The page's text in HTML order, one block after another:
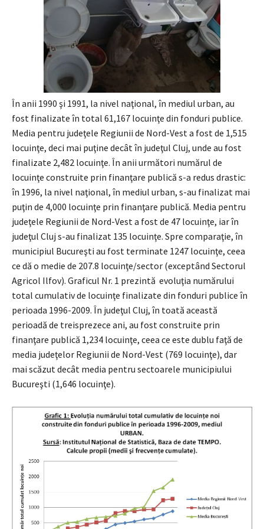
În anii 1990 şi 1991, la nivel naţional, în mediul urban, au
fost finalizate în total 61,167 locuinţe din fonduri publice.
Media pentru judeţele Regiunii de Nord-Vest a fost de 1,515
locuinţe, deci mai puţine decât în judeţul Cluj, unde au fost
finalizate 2,482 locuinţe. În anii următori numărul de
locuinţe construite prin finanţare publică s-a redus drastic:
în 1996, la nivel naţional, în mediul urban, s-au finalizat mai
puţin de 4,000 locuinţe prin finanţare publică. Media pentru
judeţele Regiunii de Nord-Vest a fost de 47 locuinţe, iar în
judeţul Cluj s-au finalizat 135 locuinţe. Spre comparaţie, în
municipiul Bucureşti au fost terminate 1247 locuinţe, ceea
ce dă o medie de 207.8 locuinţe/sector (exceptând Sectorul
Agricol Ilfov). Graficul Nr. 1 prezintă evoluţia numărului
total cumulativ de locuinţe finalizate din fonduri publice în
perioada 1996-2009. În judeţul Cluj, în toată această
perioadă de treisprezece ani, au fost construite prin
finanţare publică 1,234 locuinţe, ceea ce este dublu faţă de
media judeţelor Regiunii de Nord-Vest (769 locuinţe), dar
mai scăzut decât media pentru sectoarele municipiului
Bucureşti (1,646 locuinţe).